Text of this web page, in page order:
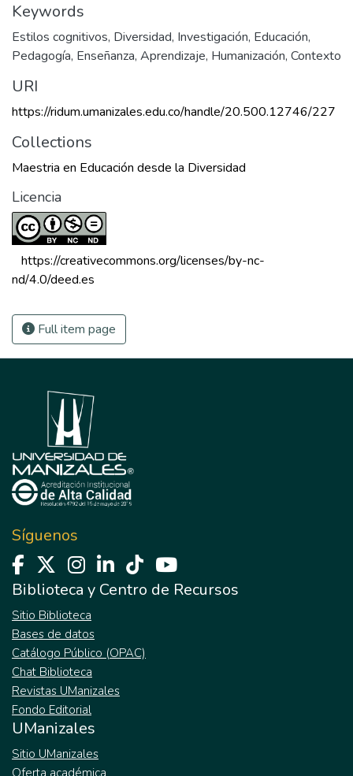
Keywords
Estilos cognitivos, Diversidad, Investigación, Educación,
Pedagogía, Enseñanza, Aprendizaje, Humanización, Contexto
URI
https://ridum.umanizales.edu.co/handle/20.500.12746/227
Collections
Maestria en Educación desde la Diversidad
Licencia
https://creativecommons.org/licenses/by-nc-
nd/4.0/deed.es
Full item page
Síguenos
Biblioteca y Centro de Recursos
Sitio Biblioteca
Bases de datos
Catálogo Público (OPAC)
Chat Biblioteca
Revistas UManizales
Fondo Editorial
UManizales
Sitio UManizales